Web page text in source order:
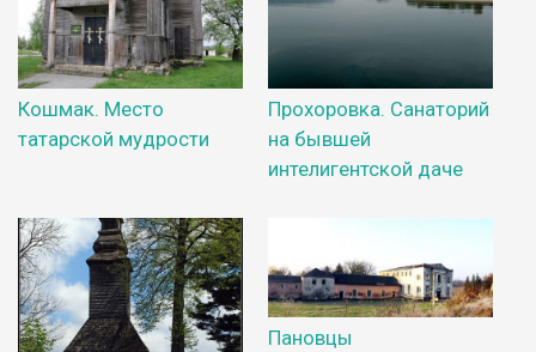
Кошмак. Место
татарской мудрости
Прохоровка. Санаторий
на бывшей
интелигентской даче
Пановцы